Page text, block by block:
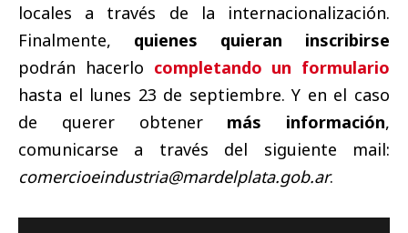
locales a través de la internacionalización.
Finalmente, quienes quieran inscribirse
podrán hacerlo completando un formulario
hasta el lunes 23 de septiembre. Y en el caso
de querer obtener más información,
comunicarse a través del siguiente mail:
comercioeindustria@mardelplata.gob.ar.